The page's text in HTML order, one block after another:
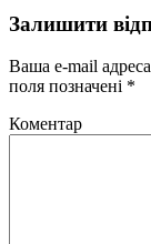
Залишити
Ваша e-mail
поля позначені *
Коментар